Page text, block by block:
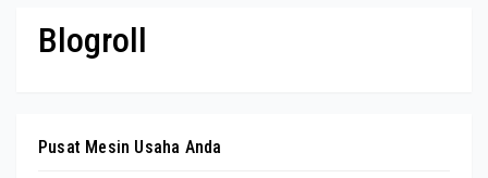
Blogroll
Pusat Mesin Usaha Anda